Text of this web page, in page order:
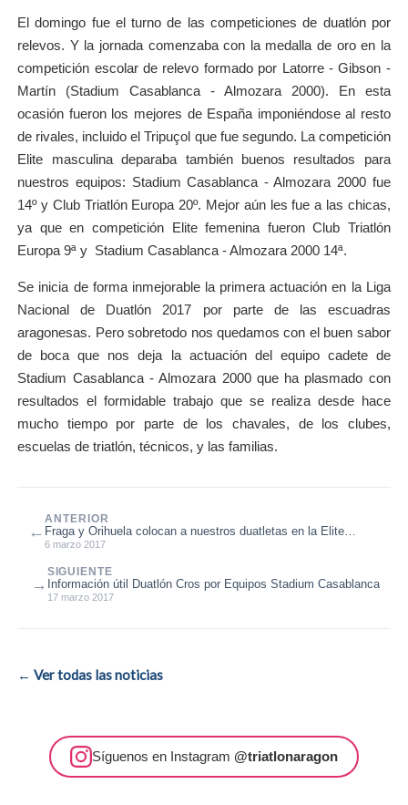
El domingo fue el turno de las competiciones de duatlón por
relevos. Y la jornada comenzaba con la medalla de oro en la
competición escolar de relevo formado por Latorre - Gibson -
Martín (Stadium Casablanca - Almozara 2000). En esta
ocasión fueron los mejores de España imponiéndose al resto
de rivales, incluido el Tripuçol que fue segundo. La competición
Elite masculina deparaba también buenos resultados para
nuestros equipos: Stadium Casablanca - Almozara 2000 fue
14º y Club Triatlón Europa 20º. Mejor aún les fue a las chicas,
ya que en competición Elite femenina fueron Club Triatlón
Europa 9ª y Stadium Casablanca - Almozara 2000 14ª.
Se inicia de forma inmejorable la primera actuación en la Liga
Nacional de Duatlón 2017 por parte de las escuadras
aragonesas. Pero sobretodo nos quedamos con el buen sabor
de boca que nos deja la actuación del equipo cadete de
Stadium Casablanca - Almozara 2000 que ha plasmado con
resultados el formidable trabajo que se realiza desde hace
mucho tiempo por parte de los chavales, de los clubes,
escuelas de triatlón, técnicos, y las familias.
←
ANTERIOR
Fraga y Orihuela colocan a nuestros duatletas en la Elite
nacional
6 marzo 2017
SIGUIENTE
Información útil Duatlón Cros por Equipos Stadium Casablanca
17 marzo 2017
→
← Ver todas las noticias
Síguenos en Instagram @triatlonaragon